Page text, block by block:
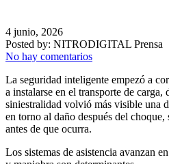
4 junio, 2026
Posted by: NITRODIGITAL Prensa
No hay comentarios
La seguridad inteligente empezó a
a instalarse en el transporte de carga,
siniestralidad volvió más visible una
en torno al daño después del
antes de que ocurra.
Los sistemas de asistencia avanzan